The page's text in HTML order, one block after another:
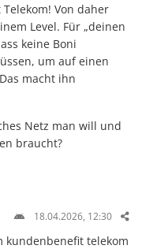
Von daher
Level. Für „deinen
keine Boni
um auf einen
macht ihn
Netz man will und
braucht?
18.04.2026, 12:30
kundenbenefit telekom